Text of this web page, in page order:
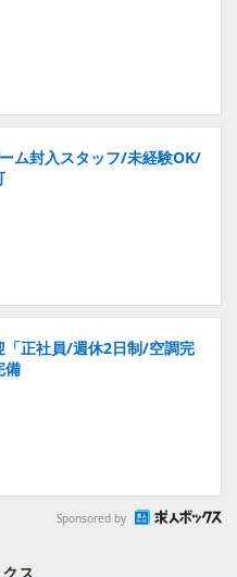
ム封入スタッフ/未経験OK/
正社員/週休2日制/空調完
備
Sponsored by
ス